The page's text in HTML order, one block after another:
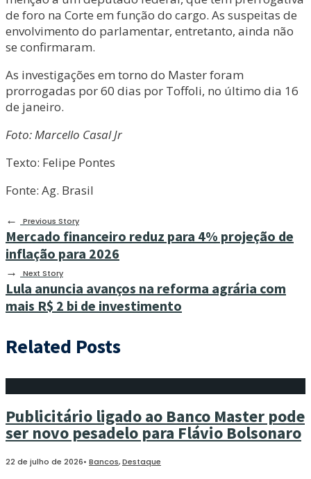
de foro na Corte em função do cargo. As suspeitas de
envolvimento do parlamentar, entretanto, ainda não
se confirmaram.
As investigações em torno do Master foram
prorrogadas por 60 dias por Toffoli, no último dia 16
de janeiro.
Foto: Marcello Casal Jr
Texto: Felipe Pontes
Fonte: Ag. Brasil
←
Previous Story
Mercado financeiro reduz para 4% projeção de
inflação para 2026
→ Next Story
Lula anuncia avanços na reforma agrária com
mais R$ 2 bi de investimento
Related Posts
Publicitário ligado ao Banco Master pode
ser novo pesadelo para Flávio Bolsonaro
22 de julho de 2026• Bancos,Destaque